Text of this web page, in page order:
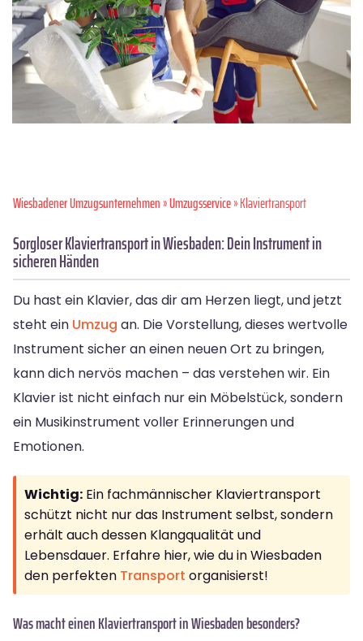
Wiesbadener Umzugsunternehmen»Umzugsservice» Klaviertransport
Sorgloser Klaviertransport in Wiesbaden: Dein Instrument in
sicheren Händen
Du hast ein Klavier, das dir am Herzen liegt, und jetzt
steht ein Umzug an. Die Vorstellung, dieses wertvolle
Instrument sicher an einen neuen Ort zu bringen,
kann dich nervös machen – das verstehen wir. Ein
Klavier ist nicht einfach nur ein Möbelstück, sondern
ein Musikinstrument voller Erinnerungen und
Emotionen.
Wichtig: Ein fachmännischer Klaviertransport
schützt nicht nur das Instrument selbst, sondern
erhält auch dessen Klangqualität und
Lebensdauer. Erfahre hier, wie du in Wiesbaden
den perfekten Transport organisierst!
Was macht einen Klaviertransport in Wiesbaden besonders?